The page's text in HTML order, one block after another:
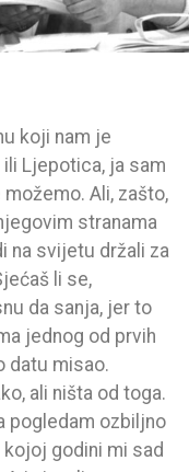
koji nam je
Ljepotica, ja sam
Ali, zašto,
stranama
na svijetu držali za
li se,
da sanja, jer to
jednog od prvih
datu misao.
ali ništa od toga.
pogledam ozbiljno
kojoj godini mi sad